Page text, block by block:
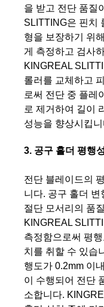
을 받고 전단 품질
SLITTING은 핀치
형을 보장하기 위
게 측정하고 검사
KINGREAL
롤러를 교체하고
로써 전단 중 플레
로 제거하여 길이
성능을 향상시킵니
3. 공구 홀더 평행
전단 블레이드의
니다. 공구 홀더
절단 모서리의 품
KINGREAL
측정함으로써 평
치를 취할 수 있습
행도가 0.2mm 이
이 수행되어 전단
소합니다.